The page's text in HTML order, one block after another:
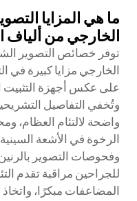
ما هي المزايا
الخارجي من ألياف
توفر خصائص التصوير
الخارجي مزايا كبيرة في
على عكس أجهزة التثبيت
وتُخفي التفاصيل
واضحة لالتئام العظام،
الرخوة في الأشعة
وفحوصات التصوير
للجراحين مراقبة تقدم
المضاعفات مبكرًا،